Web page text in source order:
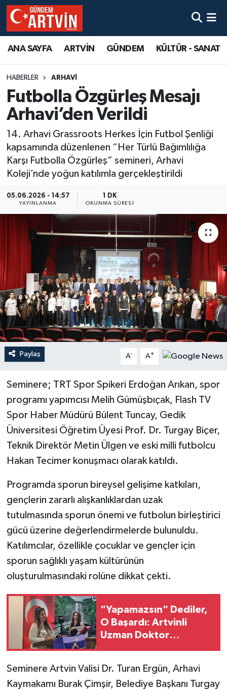
ANA SAYFA ARTVİN GÜNDEM KÜLTÜR - SANAT
HABERLER ARHAVİ
Futbolla Özgürleş Mesajı
Arhavi’den Verildi
14. Arhavi Grassroots Herkes İçin Futbol Şenliği
kapsamında düzenlenen “Her Türlü Bağımlılığa
Karşı Futbolla Özgürleş” semineri, Arhavi
Koleji’nde yoğun katılımla gerçekleştirildi
05.06.2026 - 14:57
YAYINLANMA
1 DK
OKUNMA SÜRESI
Paylaş A- A+
Seminere; TRT Spor Spikeri Erdoğan Arıkan, spor
programı yapımcısı Melih Gümüşbıçak, Flash TV
Spor Haber Müdürü Bülent Tuncay, Gedik
Üniversitesi Öğretim Üyesi Prof. Dr. Turgay Biçer,
Teknik Direktör Metin Ülgen ve eski milli futbolcu
Hakan Tecimer konuşmacı olarak katıldı.
Programda sporun bireysel gelişime katkıları,
gençlerin zararlı alışkanlıklardan uzak
tutulmasında sporun önemi ve futbolun birleştirici
gücü üzerine değerlendirmelerde bulunuldu.
Katılımcılar, özellikle çocuklar ve gençler için
sporun sağlıklı yaşam kültürünün
oluşturulmasındaki rolüne dikkat çekti.
"Yapamazsın" Dediler,
O Başardı: Artvinli
Uzman Doktor
Hikâyesi
Seminere Artvin Valisi Dr. Turan Ergün, Arhavi
Kaymakamı Burak Çimşir, Belediye Başkanı Turgay